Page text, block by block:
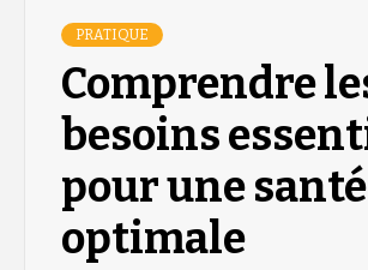
PRATIQUE
Comprendre
besoins
pour une santé
optimale